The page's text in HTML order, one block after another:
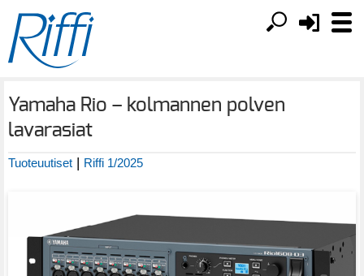
Yamaha Rio – kolmannen polven
lavarasiat
Tuoteuutiset | Riffi 1/2025